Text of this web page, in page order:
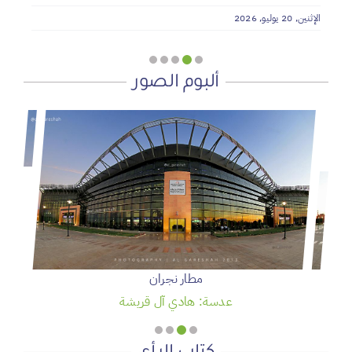
الإثنين, 20 يوليو, 2026
ألبوم الصور
مطار نجران
عدسة: هادي آل قريشة